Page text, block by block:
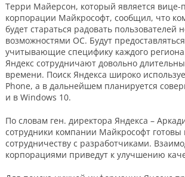
Терри Майерсон, который является вице-
корпорации Майкрософт, сообщил, что
будет стараться радовать пользователей
возможностями ОС. Будут
учитывающие специфику каждого
Яндекс сотрудничают довольно
времени. Поиск Яндекса широко
Phone, а в дальнейшем планируется
и в Windows 10.
По словам ген. директора Яндекса –
сотрудники компании Майкрософт готовы
сотрудничеству с разработчиками.
корпорациями приведут к улучшению